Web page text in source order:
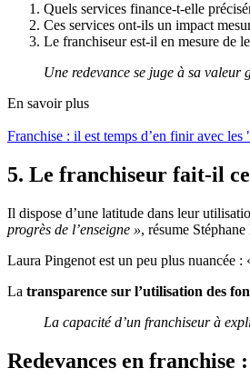
Quels services finance-t-elle
Ces services ont-ils un impact
Le franchiseur est-il en mesure de
Une redevance se juge à sa valeur
En savoir plus
Franchise : il est temps d’en finir avec
5. Le franchiseur fait-il ce
Il dispose d’une latitude dans leur
progrès de l’enseigne », résume
Laura Pingenot est un peu plus nuancée :
La transparence sur l’utilisation des
La capacité d’un franchiseur à
Redevances en